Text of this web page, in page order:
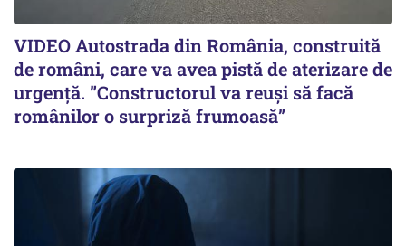
VIDEO Autostrada din România, construită
de români, care va avea pistă de aterizare de
urgență. ”Constructorul va reuși să facă
românilor o surpriză frumoasă”